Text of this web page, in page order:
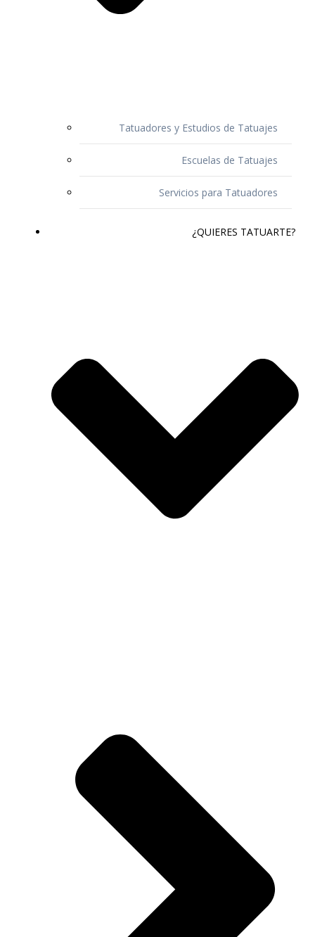
Tatuadores y Estudios de Tatuajes
Escuelas de Tatuajes
Servicios para Tatuadores
¿QUIERES TATUARTE?